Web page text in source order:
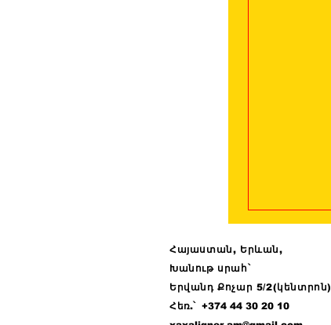
Հայաստան, Երևան,
Խանութ սրահ՝
Երվանդ Քոչար 5/2(կենտրոն)
Հեռ.՝ +374 4430 20 10